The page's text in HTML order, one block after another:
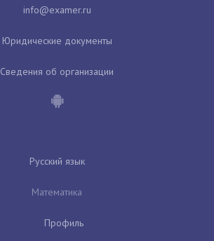
Юридические документы
Сведения об организации
Русский язык
Математика
Профиль